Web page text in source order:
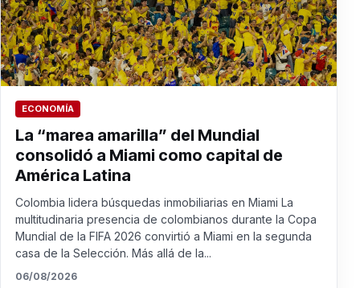
ECONOMÍA
La “marea amarilla” del Mundial
consolidó a Miami como capital de
América Latina
Colombia lidera búsquedas inmobiliarias en Miami La
multitudinaria presencia de colombianos durante la Copa
Mundial de la FIFA 2026 convirtió a Miami en la segunda
casa de la Selección. Más allá de la...
06/08/2026